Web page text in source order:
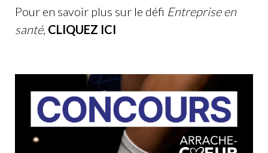
Pour en savoir plus sur le défi Entreprise en
santé, CLIQUEZ ICI